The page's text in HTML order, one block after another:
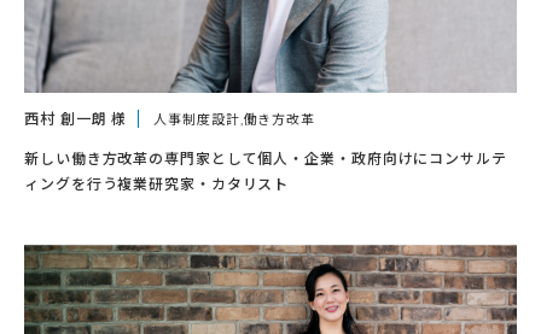
西村 創一朗 様 人事制度設計,働き方改革
新しい働き方改革の専門家として個人・企業・政府向けにコンサルテ
ィングを行う複業研究家・カタリスト